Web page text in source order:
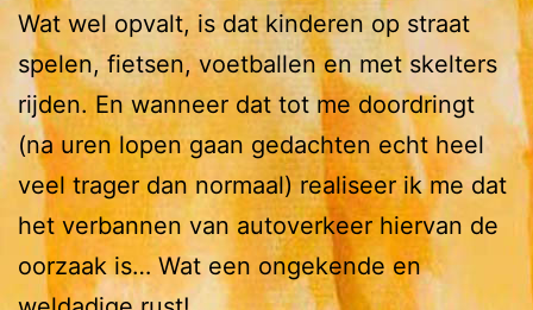
Wat wel opvalt, is dat kinderen op straat
spelen, fietsen, voetballen en met skelters
rijden. En wanneer dat tot me doordringt
(na uren lopen gaan gedachten echt heel
veel trager dan normaal) realiseer ik me dat
het verbannen van autoverkeer hiervan de
oorzaak is… Wat een ongekende en